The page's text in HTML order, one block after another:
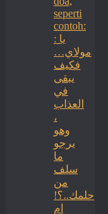
seperti
contoh:
: يا
مولاي…
فكيف
يبقى
في
العذاب
،
وهو
يرجو
ما
سلف
من
حلمك..؟!
ام